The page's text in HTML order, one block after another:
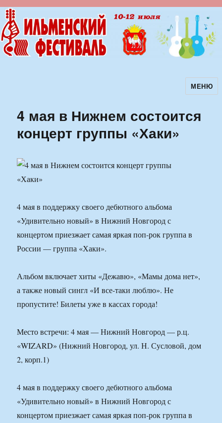
Ильменский фестиваль авторской
песни
МЕНЮ
4 мая в Нижнем состоится
концерт группы «Хаки»
4 мая в поддержку своего дебютного альбома
«Удивительно новый» в Нижний Новгород с
концертом приезжает самая яркая поп-рок группа в
России — группа «Хаки».
Альбом включает хиты «Дежавю», «Мамы дома нет»,
а также новый сингл «И все-таки люблю». Не
пропустите! Билеты уже в кассах города!
Место встречи: 4 мая — Нижний Новгород — р.ц.
«WIZARD» (Нижний Новгород, ул. Н. Сусловой, дом
2, корп.1)
4 мая в поддержку своего дебютного альбома
«Удивительно новый» в Нижний Новгород с
концертом приезжает самая яркая поп-рок группа в